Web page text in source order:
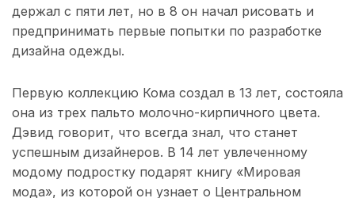
держал с пяти лет, но в 8 он начал рисовать и
предпринимать первые попытки по разработке
дизайна одежды.
Первую коллекцию Кома создал в 13 лет, состояла
она из трех пальто молочно-кирпичного цвета.
Дэвид говорит, что всегда знал, что станет
успешным дизайнеров. В 14 лет увлеченному
модому подростку подарят книгу «Мировая
мода», из которой он узнает о Центральном